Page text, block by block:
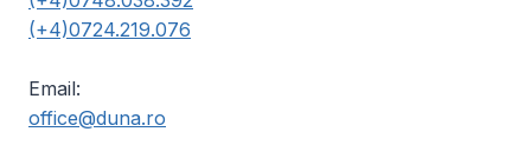
(+4)0724.219.076
Email:
office@duna.ro